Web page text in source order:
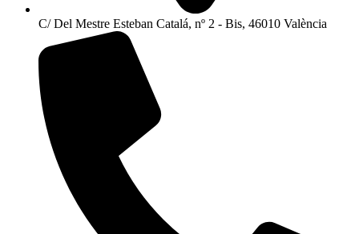
C/ Del Mestre Esteban Catalá, nº 2 - Bis, 46010 València